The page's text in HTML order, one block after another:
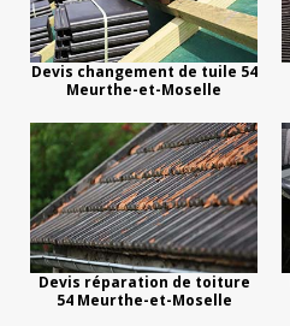
Devis changement de tuile 54
Meurthe-et-Moselle
Devis réparation de toiture
54 Meurthe-et-Moselle